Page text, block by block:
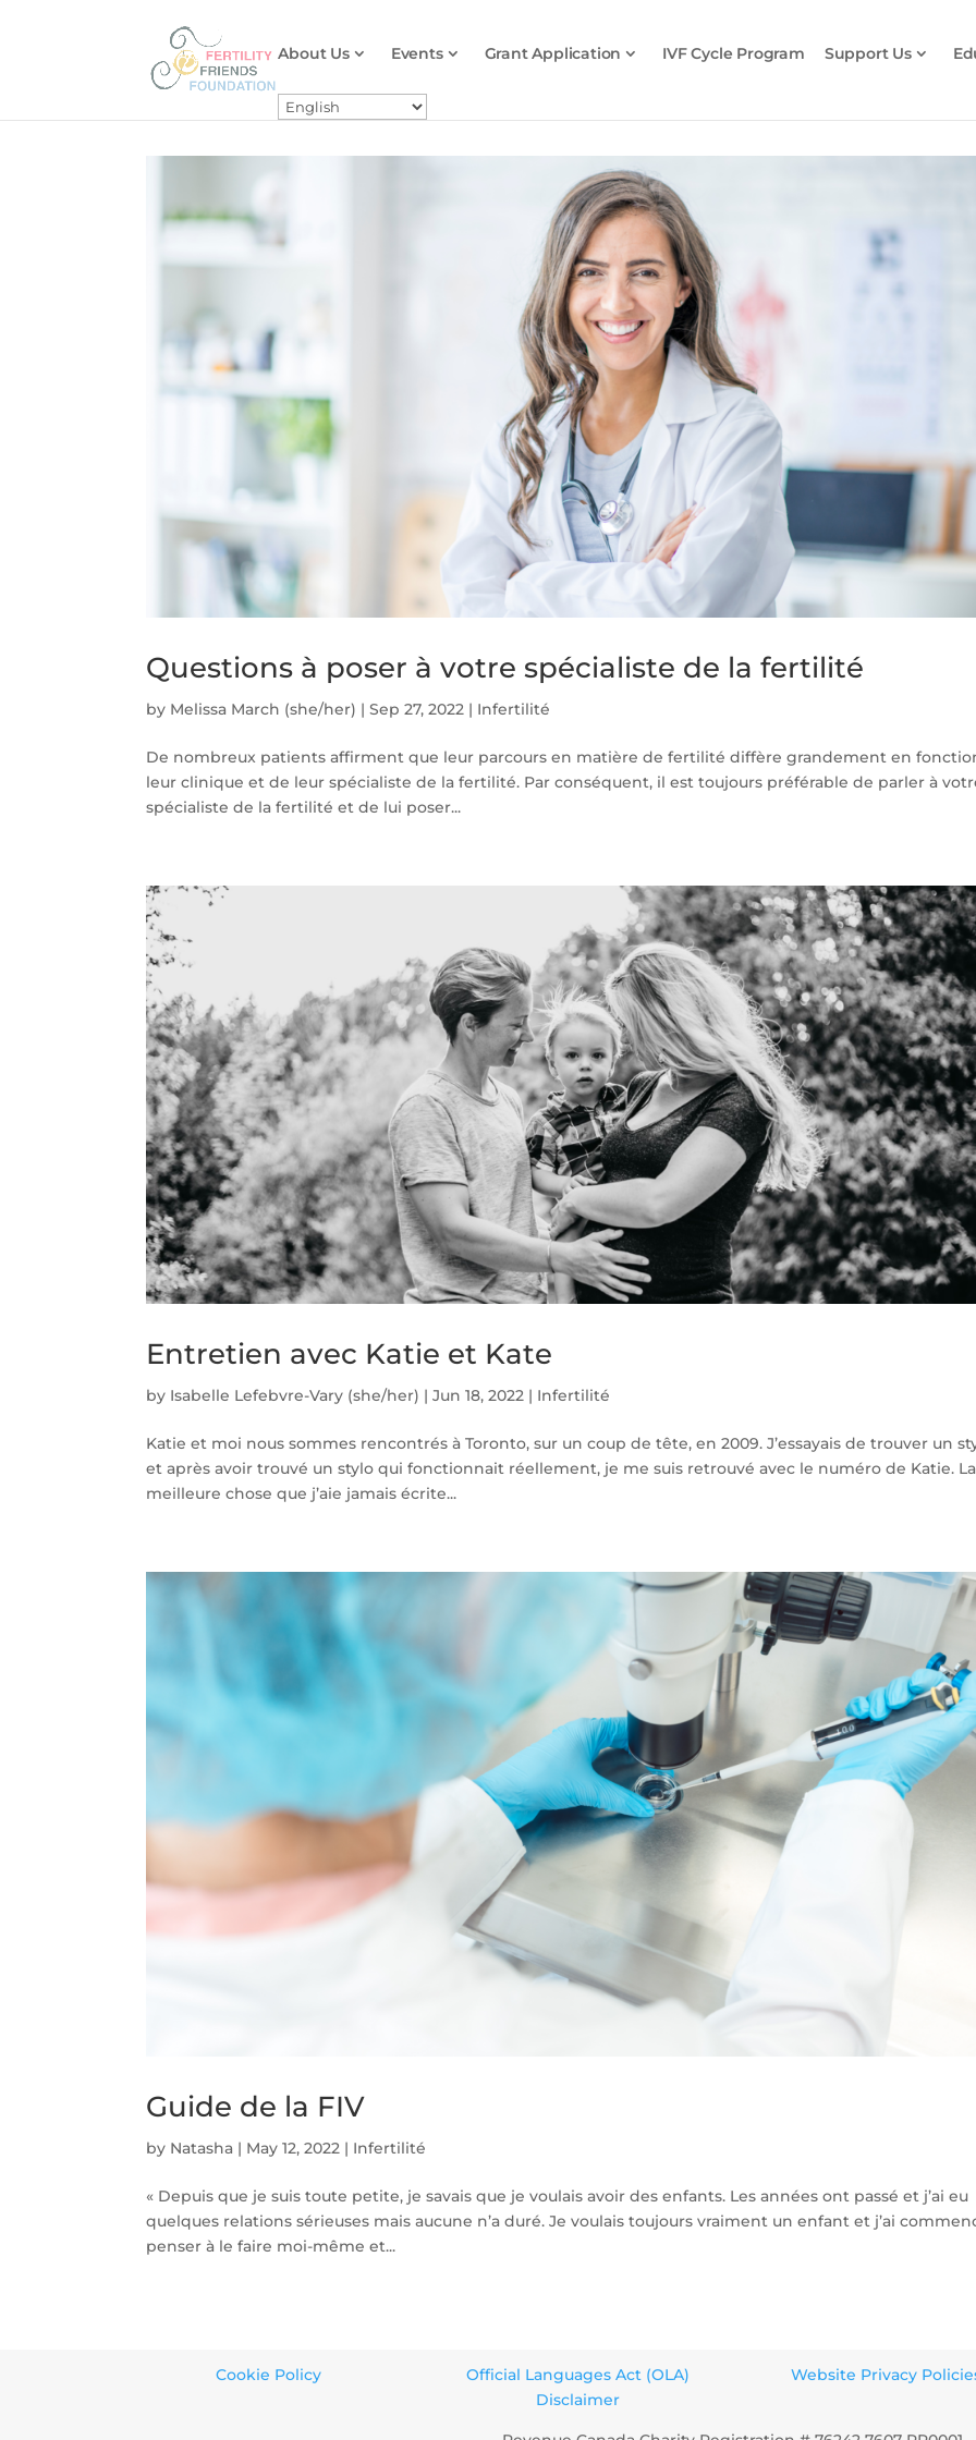
About Us Events Grant Application IVF Cycle Program Support Us
Questions à poser à votre spécialiste de la fertilité
by Melissa March (she/her) |Sep 27, 2022 | Infertilité
De nombreux patients affirment que leur parcours en matière de fertilité diffère grandement en
leur clinique et de leur spécialiste de la fertilité. Par conséquent, il est toujours préférable de parler à
spécialiste de la fertilité et de lui poser...
Entretien avec Katie et Kate
by Isabelle Lefebvre-Vary (she/her) |Jun 18, 2022 | Infertilité
Katie et moi nous sommes rencontrés à Toronto, sur un coup de tête, en 2009. J’essayais de trouver un
et après avoir trouvé un stylo qui fonctionnait réellement, je me suis retrouvé avec le numéro de Katie. La
meilleure chose que j’aie jamais écrite...
Guide de la FIV
by Natasha | May 12, 2022 | Infertilité
« Depuis que je suis toute petite, je savais que je voulais avoir des enfants. Les années ont passé et j’ai eu
quelques relations sérieuses mais aucune n’a duré. Je voulais toujours vraiment un enfant et j’ai
penser à le faire moi-même et...
Cookie Policy
Official Languages Act (OLA)
Disclaimer
Website Privacy